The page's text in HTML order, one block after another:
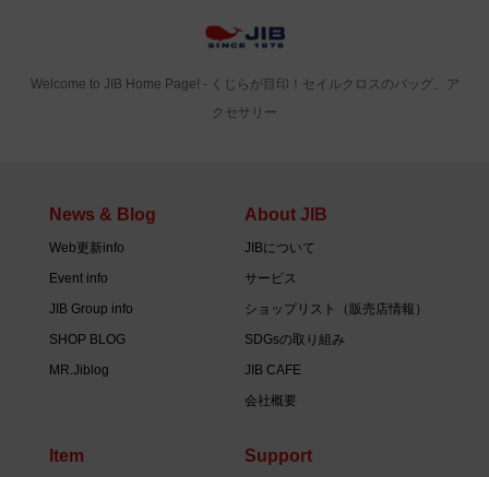
Welcome to JIB Home Page! ‐ くじらが目印！セイルクロスのバッグ、ア
クセサリー
News & Blog
Web更新info
Event info
JIB Group info
SHOP BLOG
MR.Jiblog
About JIB
JIBについて
サービス
ショップリスト（販売店情報）
SDGsの取り組み
JIB CAFE
会社概要
Item Support